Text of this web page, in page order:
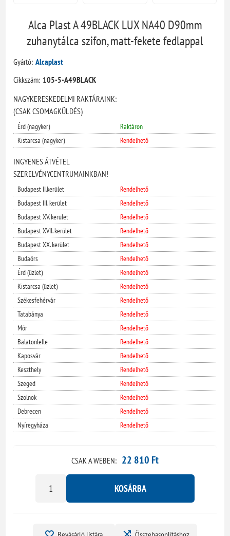
Alca Plast A 49BLACK LUX NA40 D90mm
zuhanytálca szifon, matt-fekete fedlappal
Gyártó: Alcaplast
Cikkszám: 105-5-A49BLACK
NAGYKERESKEDELMI RAKTÁRAINK:
(CSAK CSOMAGKÜLDÉS)
Érd (nagyker)
Raktáron
Kistarcsa (nagyker)
Rendelhető
INGYENES ÁTVÉTEL
SZERELVÉNYCENTRUMAINKBAN!
Budapest II.kerület
Rendelhető
Budapest III. kerület
Rendelhető
Budapest XV. kerület
Rendelhető
Budapest XVII. kerület
Rendelhető
Budapest XX. kerület
Rendelhető
Budaörs
Rendelhető
Érd (üzlet)
Rendelhető
Kistarcsa (üzlet)
Rendelhető
Székesfehérvár
Rendelhető
Tatabánya
Rendelhető
Mór
Rendelhető
Balatonlelle
Rendelhető
Kaposvár
Rendelhető
Keszthely
Rendelhető
Szeged
Rendelhető
Szolnok
Rendelhető
Debrecen
Rendelhető
Nyíregyháza
Rendelhető
CSAK A WEBEN: 22 810 Ft
KOSÁRBA